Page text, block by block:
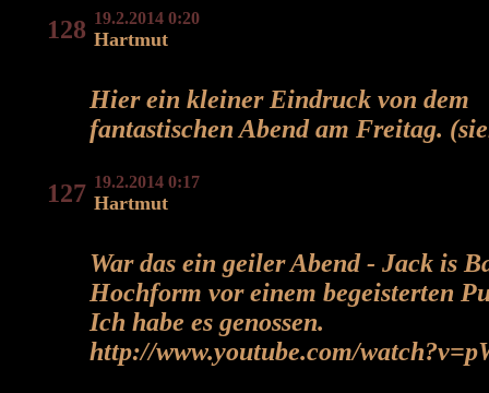
128 19.2.2014 0:20
Hartmut
Hier ein kleiner Eindruck von dem
fantastischen Abend am Freitag.
127 19.2.2014 0:17
Hartmut
War das ein geiler Abend - Jack is
Hochform vor einem begeisterten
Ich habe es genossen.
http://www.youtube.com/